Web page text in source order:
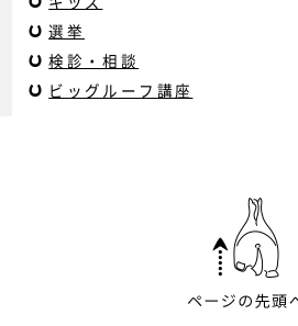
選挙
検診・相談
ビッグルーフ講座